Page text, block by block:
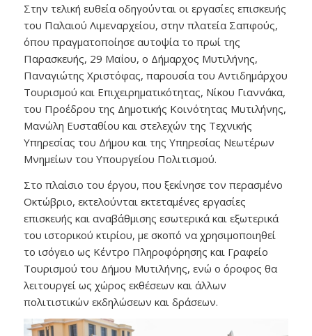
Στην τελική ευθεία οδηγούνται οι εργασίες επισκευής
του Παλαιού Λιμεναρχείου, στην πλατεία Σαπφούς,
όπου πραγματοποίησε αυτοψία το πρωί της
Παρασκευής, 29 Μαΐου, ο Δήμαρχος Μυτιλήνης,
Παναγιώτης Χριστόφας, παρουσία του Αντιδημάρχου
Τουρισμού και Επιχειρηματικότητας, Νίκου Γιαννάκα,
του Προέδρου της Δημοτικής Κοινότητας Μυτιλήνης,
Μανώλη Ευσταθίου και στελεχών της Τεχνικής
Υπηρεσίας του Δήμου και της Υπηρεσίας Νεωτέρων
Μνημείων του Υπουργείου Πολιτισμού.
Στο πλαίσιο του έργου, που ξεκίνησε τον περασμένο
Οκτώβριο, εκτελούνται εκτεταμένες εργασίες
επισκευής και αναβάθμισης εσωτερικά και εξωτερικά
του ιστορικού κτιρίου, με σκοπό να χρησιμοποιηθεί
το ισόγειο ως Κέντρο Πληροφόρησης και Γραφείο
Τουρισμού του Δήμου Μυτιλήνης, ενώ ο όροφος θα
λειτουργεί ως χώρος εκθέσεων και άλλων
πολιτιστικών εκδηλώσεων και δράσεων.